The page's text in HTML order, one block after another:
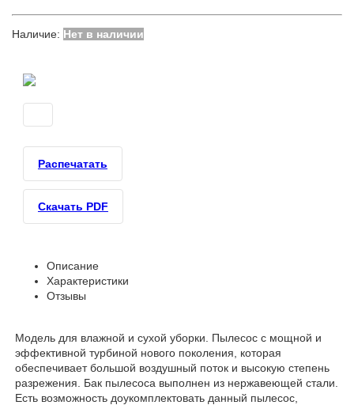
Наличие: Нет в наличии
Распечатать
Скачать PDF
Описание
Характеристики
Отзывы
Модель для влажной и сухой уборки. Пылесос c мощной и
эффективной турбиной нового поколения, которая
обеспечивает большой воздушный поток и высокую степень
разрежения. Бак пылесоса выполнен из нержавеющей стали.
Есть возможность доукомплектовать данный пылесос,